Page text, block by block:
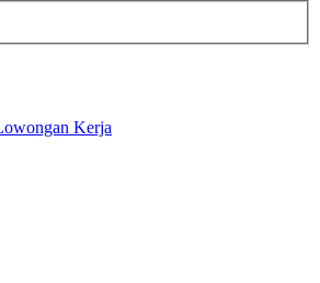
Kerja